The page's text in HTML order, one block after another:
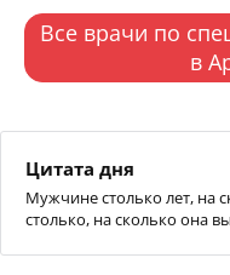
Все врачи по
в
Цитата дня
Мужчине столько лет, на
столько, на сколько она